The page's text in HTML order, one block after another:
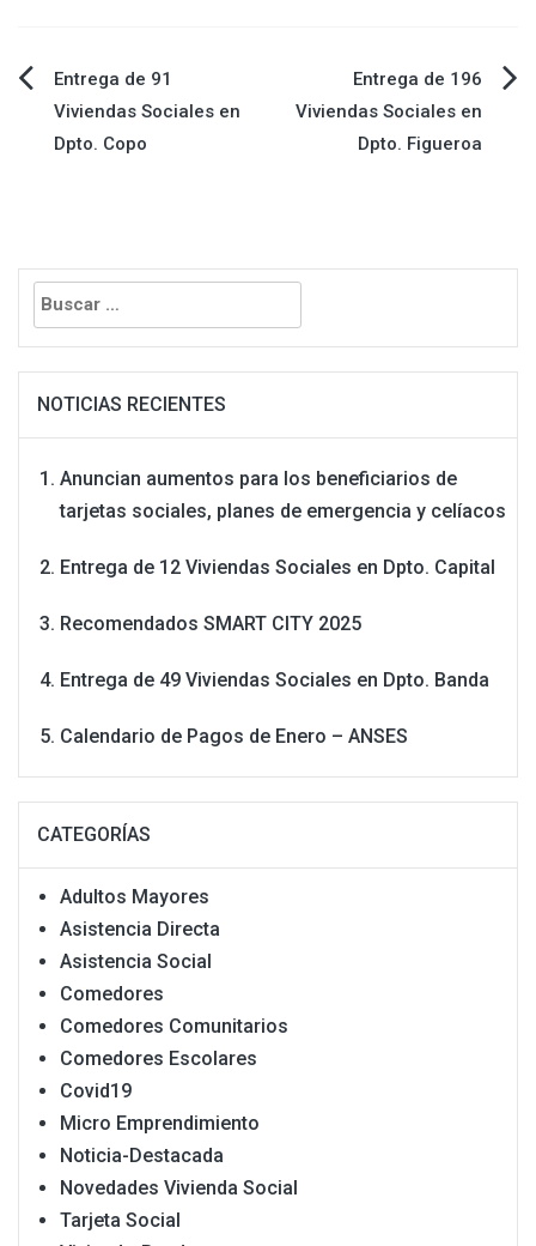
Navegación
Entrega de 91
Viviendas Sociales en
Dpto. Copo
Entrega de 196
Viviendas Sociales en
Dpto. Figueroa
Buscar:
NOTICIAS RECIENTES
Anuncian aumentos para los beneficiarios de
tarjetas sociales, planes de emergencia y celíacos
Entrega de 12 Viviendas Sociales en Dpto. Capital
Recomendados SMART CITY 2025
Entrega de 49 Viviendas Sociales en Dpto. Banda
Calendario de Pagos de Enero – ANSES
CATEGORÍAS
Adultos Mayores
Asistencia Directa
Asistencia Social
Comedores
Comedores Comunitarios
Comedores Escolares
Covid19
Micro Emprendimiento
Noticia-Destacada
Novedades Vivienda Social
Tarjeta Social